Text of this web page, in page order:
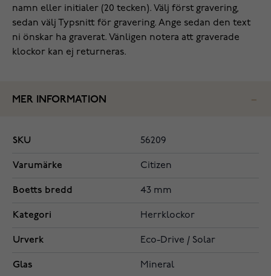
namn eller initialer (20 tecken). Välj först gravering,
sedan välj Typsnitt för gravering. Ange sedan den text
ni önskar ha graverat. Vänligen notera att graverade
klockor kan ej returneras.
MER INFORMATION
SKU 56209
Varumärke Citizen
Boetts bredd 43 mm
Kategori Herrklockor
Urverk Eco-Drive / Solar
Glas Mineral